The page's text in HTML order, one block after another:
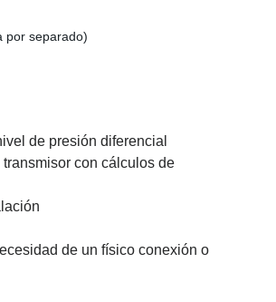
por separado)
de presión diferencial
con cálculos de
de un físico conexión o